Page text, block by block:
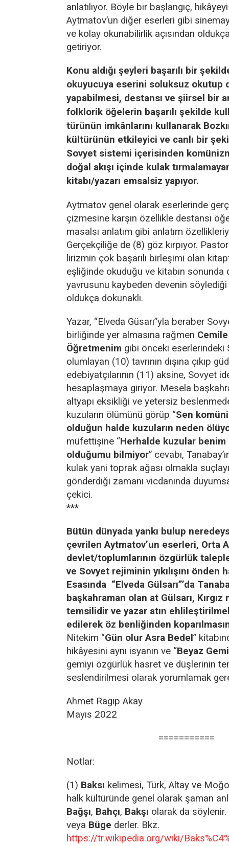
anlatılıyor. Böyle bir başlangıç,
Aytmatov’un diğer eserleri gibi
ve kolay okunabilirlik açısından
getiriyor.
Konu aldığı şeyleri başarılı bir
okuyucuya eserini soluksuz okutup
yapabilmesi, destansı ve şiirsel bir
folklorik öğelerin başarılı şekilde
türünün imkânlarını kullanarak
kültürünün etkileyici ve canlı bir
Sovyet sistemi içerisinden
doğal akışı içinde kulak
kitabı/yazarı emsalsiz yapıyor.
Aytmatov genel olarak eserlerinde
çizmesine karşın özellikle destansı
masalsı anlatım gibi anlatım
Gerçekçiliğe de (8) göz kırpıyor.
lirizmin çok başarılı birleşimi olan
eşliğinde okuduğu ve kitabın sonunda
yavrusunu kaybeden devenin
oldukça dokunaklı.
Yazar, “Elveda Güsarı”yla beraber
birliğinde yer almasına rağmen
Öğretmenim gibi önceki eserlerindeki
olumlayan (10) tavrının dışına çıkıp
edebiyatçılarının (11) aksine, Sovyet
hesaplaşmaya giriyor. Mesela
altyapı eksikliği ve yetersiz
kuzuların ölümünü görüp “Sen
olduğun halde kuzuların neden
müfettişine “Herhalde kuzular
olduğumu bilmiyor” cevabı,
kulak yani toprak ağası olmakla
gönderdiği zamanı vicdanında
çekici.
***
Bütün dünyada yankı bulup
çevrilen Aytmatov’un eserleri, Orta
devlet/toplumlarının özgürlük
ve Sovyet rejiminin yıkılışını önden
Esasında “Elveda Gülsarı”’da
başkahraman olan at Gülsarı,
temsilidir ve yazar atın
edilerek öz benliğinden
Nitekim “Gün olur Asra Bedel ”
hikâyesini aynı isyanın ve “Beyaz Gemi
gemiyi özgürlük hasret ve düşlerinin
seslendirilmesi olarak yorumlamak
Ahmet Ragıp Akay
Mayıs 2022
===========
Notlar:
(1) Baksı kelimesi, Türk, Altay ve
halk kültüründe genel olarak şaman
Bağşı, Bahçı, Bakşı olarak da
veya Büge derler. Bkz.
https://tr.wikipedia.org/wiki/